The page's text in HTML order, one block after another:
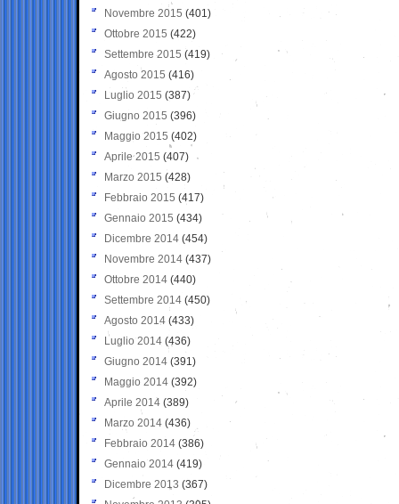
Novembre 2015 (401)
Ottobre 2015 (422)
Settembre 2015 (419)
Agosto 2015 (416)
Luglio 2015 (387)
Giugno 2015 (396)
Maggio 2015 (402)
Aprile 2015 (407)
Marzo 2015 (428)
Febbraio 2015 (417)
Gennaio 2015 (434)
Dicembre 2014 (454)
Novembre 2014 (437)
Ottobre 2014 (440)
Settembre 2014 (450)
Agosto 2014 (433)
Luglio 2014 (436)
Giugno 2014 (391)
Maggio 2014 (392)
Aprile 2014 (389)
Marzo 2014 (436)
Febbraio 2014 (386)
Gennaio 2014 (419)
Dicembre 2013 (367)